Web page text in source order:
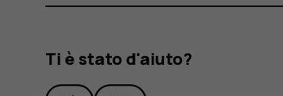
Ti è stato d'aiuto?